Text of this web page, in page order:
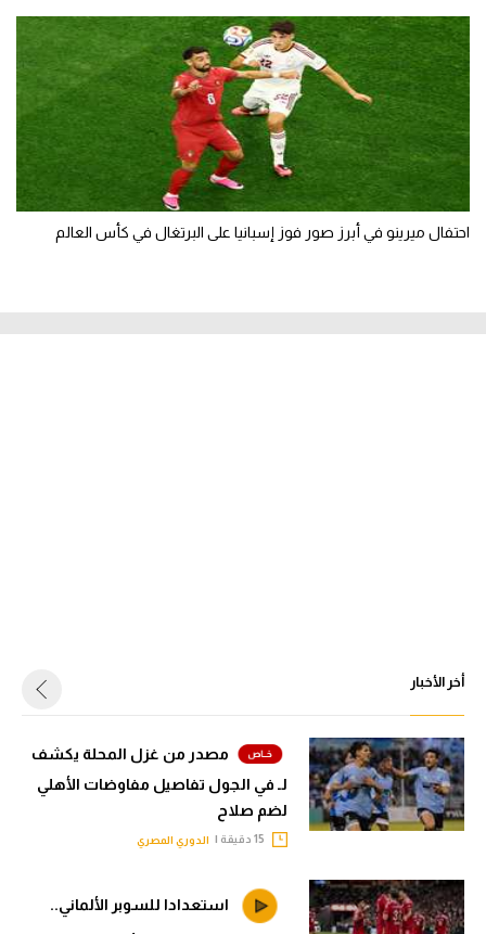
احتفال ميرينو في أبرز صور فوز إسبانيا على البرتغال في كأس العالم
أخر الأخبار
مصدر من غزل المحلة يكشف
لـ في الجول تفاصيل مفاوضات الأهلي
لضم صلاح
الدوري المصري
استعدادا للسوبر الألماني..